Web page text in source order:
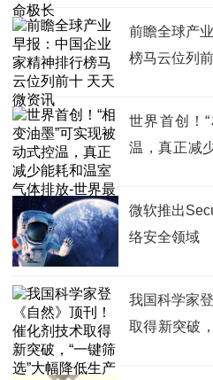
前瞻全球产
榜马云位列
世界首创！
温，真正减
微软推出
络安全领域
我国科学家
取得新突破